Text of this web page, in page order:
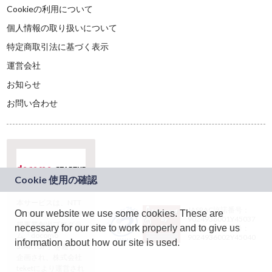
Cookieの利用について
個人情報の取り扱いについて
特定商取引法に基づく表示
運営会社
お知らせ
お問い合わせ
ドコモグループの新
規事業創出プログラ
ム「docomo
STARTUP」を通じて
JASRAC許諾番号：
9024936001Y45037
JASRAC許諾番号：
On our website we use some cookies. These are
necessary for our site to work properly and to give us
information about how our site is used.